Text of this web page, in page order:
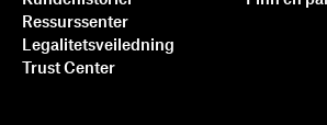
Ressurssenter
Legalitetsveiledning
Trust Center